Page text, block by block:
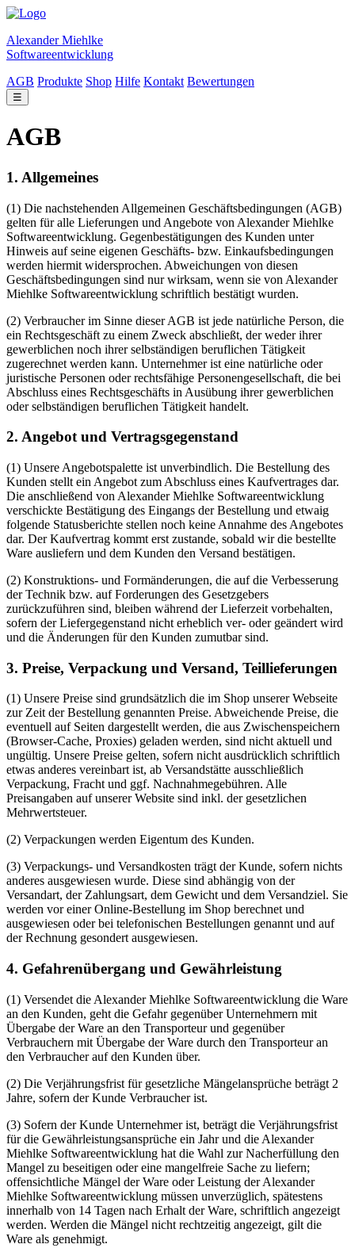
Alexander Miehlke
Softwareentwicklung
AGB Produkte Shop Hilfe Kontakt Bewertungen
☰
AGB
1. Allgemeines
(1) Die nachstehenden Allgemeinen Geschäftsbedingungen (AGB)
gelten für alle Lieferungen und Angebote von Alexander Miehlke
Softwareentwicklung. Gegenbestätigungen des Kunden unter
Hinweis auf seine eigenen Geschäfts- bzw. Einkaufsbedingungen
werden hiermit widersprochen. Abweichungen von diesen
Geschäftsbedingungen sind nur wirksam, wenn sie von Alexander
Miehlke Softwareentwicklung schriftlich bestätigt wurden.
(2) Verbraucher im Sinne dieser AGB ist jede natürliche Person, die
ein Rechtsgeschäft zu einem Zweck abschließt, der weder ihrer
gewerblichen noch ihrer selbständigen beruflichen Tätigkeit
zugerechnet werden kann. Unternehmer ist eine natürliche oder
juristische Personen oder rechtsfähige Personengesellschaft, die bei
Abschluss eines Rechtsgeschäfts in Ausübung ihrer gewerblichen
oder selbständigen beruflichen Tätigkeit handelt.
2. Angebot und Vertragsgegenstand
(1) Unsere Angebotspalette ist unverbindlich. Die Bestellung des
Kunden stellt ein Angebot zum Abschluss eines Kaufvertrages dar.
Die anschließend von Alexander Miehlke Softwareentwicklung
verschickte Bestätigung des Eingangs der Bestellung und etwaig
folgende Statusberichte stellen noch keine Annahme des Angebotes
dar. Der Kaufvertrag kommt erst zustande, sobald wir die bestellte
Ware ausliefern und dem Kunden den Versand bestätigen.
(2) Konstruktions- und Formänderungen, die auf die Verbesserung
der Technik bzw. auf Forderungen des Gesetzgebers
zurückzuführen sind, bleiben während der Lieferzeit vorbehalten,
sofern der Liefergegenstand nicht erheblich ver- oder geändert wird
und die Änderungen für den Kunden zumutbar sind.
3. Preise, Verpackung und Versand, Teillieferungen
(1) Unsere Preise sind grundsätzlich die im Shop unserer Webseite
zur Zeit der Bestellung genannten Preise. Abweichende Preise, die
eventuell auf Seiten dargestellt werden, die aus Zwischenspeichern
(Browser-Cache, Proxies) geladen werden, sind nicht aktuell und
ungültig. Unsere Preise gelten, sofern nicht ausdrücklich schriftlich
etwas anderes vereinbart ist, ab Versandstätte ausschließlich
Verpackung, Fracht und ggf. Nachnahmegebühren. Alle
Preisangaben auf unserer Website sind inkl. der gesetzlichen
Mehrwertsteuer.
(2) Verpackungen werden Eigentum des Kunden.
(3) Verpackungs- und Versandkosten trägt der Kunde, sofern nichts
anderes ausgewiesen wurde. Diese sind abhängig von der
Versandart, der Zahlungsart, dem Gewicht und dem Versandziel. Sie
werden vor einer Online-Bestellung im Shop berechnet und
ausgewiesen oder bei telefonischen Bestellungen genannt und auf
der Rechnung gesondert ausgewiesen.
4. Gefahrenübergang und Gewährleistung
(1) Versendet die Alexander Miehlke Softwareentwicklung die Ware
an den Kunden, geht die Gefahr gegenüber Unternehmern mit
Übergabe der Ware an den Transporteur und gegenüber
Verbrauchern mit Übergabe der Ware durch den Transporteur an
den Verbraucher auf den Kunden über.
(2) Die Verjährungsfrist für gesetzliche Mängelansprüche beträgt 2
Jahre, sofern der Kunde Verbraucher ist.
(3) Sofern der Kunde Unternehmer ist, beträgt die Verjährungsfrist
für die Gewährleistungsansprüche ein Jahr und die Alexander
Miehlke Softwareentwicklung hat die Wahl zur Nacherfüllung den
Mangel zu beseitigen oder eine mangelfreie Sache zu liefern;
offensichtliche Mängel der Ware oder Leistung der Alexander
Miehlke Softwareentwicklung müssen unverzüglich, spätestens
innerhalb von 14 Tagen nach Erhalt der Ware, schriftlich angezeigt
werden. Werden die Mängel nicht rechtzeitig angezeigt, gilt die
Ware als genehmigt.